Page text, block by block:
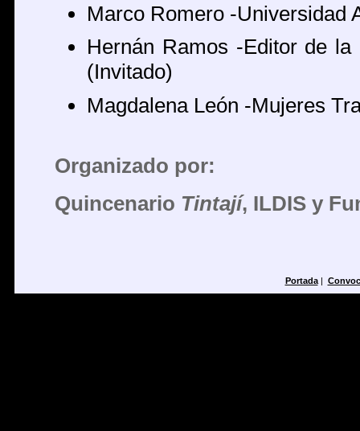
Marco Romero -Universidad
Hernán Ramos -Editor de
(Invitado)
Magdalena León -Mujeres
Organizado por:
Quincenario Tintají, ILDIS y
Portada|